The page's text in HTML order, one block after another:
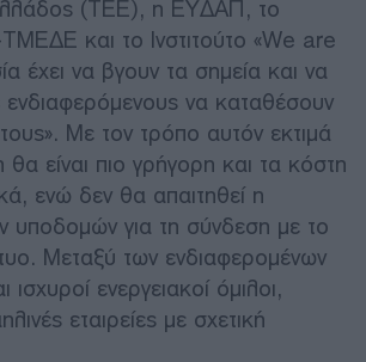
(ΤΕΕ), η ΕΥΔΑΠ, το
ΤΜΕΔΕ και το Ινστιτούτο «We are
έχει να βγουν τα σημεία και να
να καταθέσουν
Με τον τρόπο αυτόν εκτιμά
θα είναι πιο γρήγορη και τα κόστη
ενώ δεν θα απαιτηθεί η
υποδομών για τη σύνδεση με το
Μεταξύ των ενδιαφερομένων
ισχυροί ενεργειακοί όμιλοι,
εταιρείες με σχετική